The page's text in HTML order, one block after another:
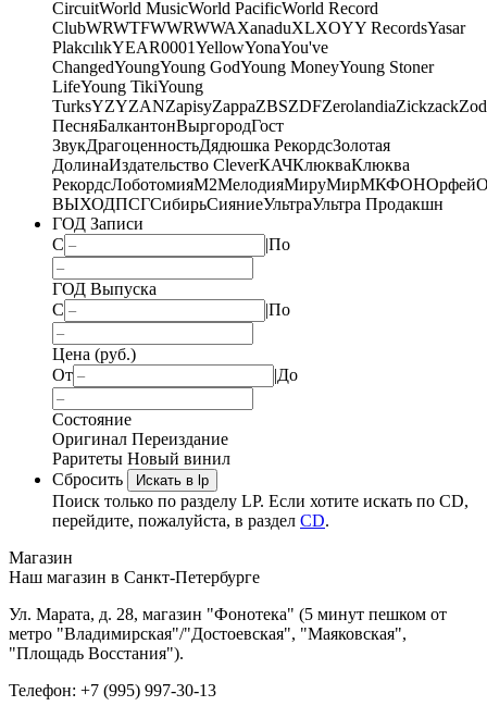
CircuitWorld MusicWorld PacificWorld Record
ClubWRWTFWWRWWAXanaduXLXOYY RecordsYasar
PlakcılıkYEAR0001YellowYonaYou've
ChangedYoungYoung GodYoung MoneyYoung Stoner
LifeYoung TikiYoung
TurksYZYZANZapisyZappaZBSZDFZerolandiaZickzack
ПесняБалкантонВыргородГост
ЗвукДрагоценностьДядюшка РекордсЗолотая
ДолинаИздательство CleverКАЧКлюкваКлюква
РекордсЛоботомияМ2МелодияМируМирМКФОНОрфей
ВЫХОДПСГСибирьСияниеУльтраУльтра Продакшн
ГОД Записи
С
|По
ГОД Выпуска
С
|По
Цена (руб.)
От
|До
Состояние
Оригинал Переиздание
Раритеты Новый винил
Сбросить
Искать в lp
Поиск только по разделу LP. Если хотите искать по CD,
перейдите, пожалуйста, в раздел CD.
Магазин
Наш магазин в Санкт-Петербурге
Ул. Марата, д. 28, магазин "Фонотека" (5 минут пешком от
метро "Владимирская"/"Достоевская", "Маяковская",
"Площадь Восстания").
Телефон: +7 (995) 997-30-13